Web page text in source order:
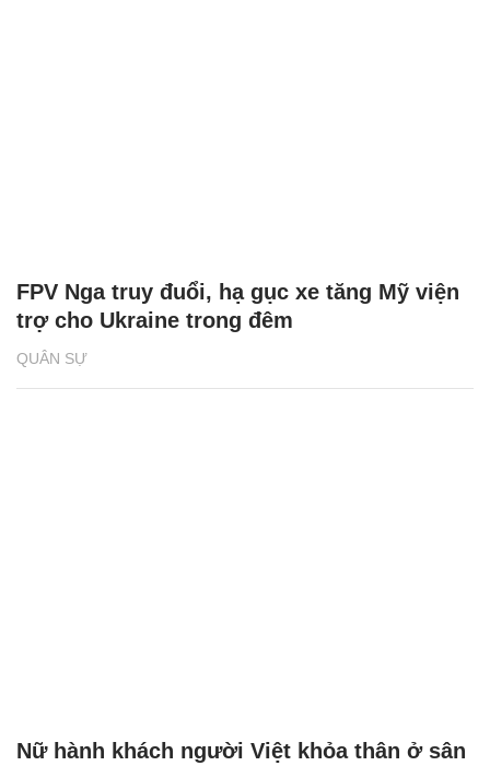
QUÂN SỰ
FPV Nga truy đuổi, hạ gục xe tăng Mỹ viện
trợ cho Ukraine trong đêm
Nữ hành khách người Việt khỏa thân ở sân